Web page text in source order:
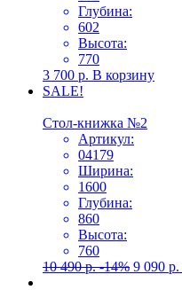
Глубина:
602
Высота:
770
3 700 р. В корзину
SALE!
Стол-книжка №2
Артикул:
04179
Ширина:
1600
Глубина:
860
Высота:
760
10 490р. -14% 9 090 р.